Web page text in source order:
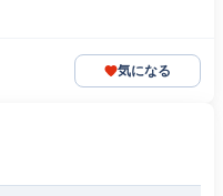
気になる